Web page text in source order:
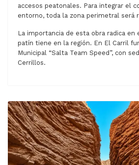
accesos peatonales. Para integrar el
entorno, toda la zona perimetral será
La importancia de esta obra radica en
patín tiene en la región. En El Carril
Municipal “Salta Team Speed”, con
Cerrillos.